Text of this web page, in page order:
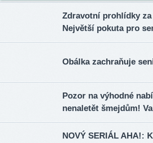
Zdravotní prohlídky
Největší pokuta pro
Obálka zachraňuje
Pozor na výhodné
nenaletět šmejdům!
NOVÝ SERIÁL AHA!: